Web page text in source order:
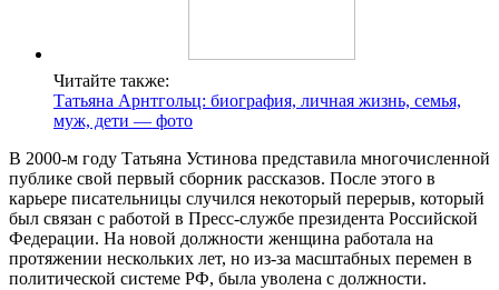
Читайте также:
Татьяна Арнтгольц: биография, личная жизнь, семья,
муж, дети — фото
В 2000-м году Татьяна Устинова представила многочисленной
публике свой первый сборник рассказов. После этого в
карьере писательницы случился некоторый перерыв, который
был связан с работой в Пресс-службе президента Российской
Федерации. На новой должности женщина работала на
протяжении нескольких лет, но из-за масштабных перемен в
политической системе РФ, была уволена с должности.